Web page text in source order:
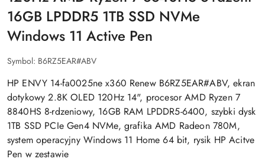
16GB LPDDR5 1TB SSD NVMe
Windows 11 Active Pen
Symbol: B6RZ5EAR#ABV
HP ENVY 14-fa0025ne x360 Renew B6RZ5EAR#ABV, ekran
dotykowy 2.8K OLED 120Hz 14", procesor AMD Ryzen 7
8840HS 8-rdzeniowy, 16GB RAM LPDDR5-6400, szybki dysk
1TB SSD PCIe Gen4 NVMe, grafika AMD Radeon 780M,
system operacyjny Windows 11 Home 64 bit, rysik HP Acitve
Pen w zestawie